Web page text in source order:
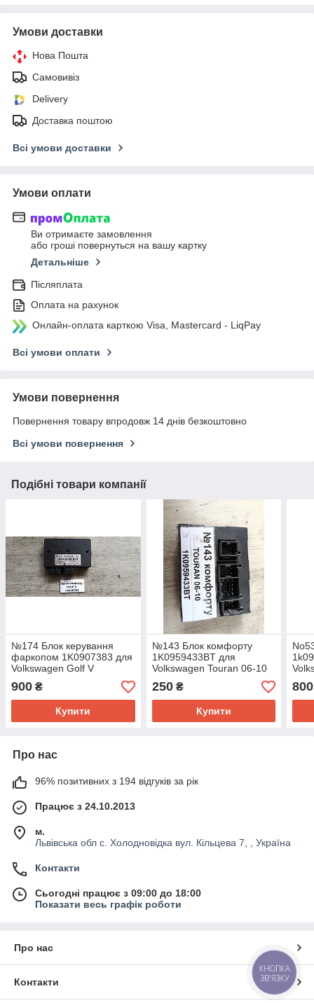
Умови доставки
Нова Пошта
Самовивіз
Delivery
Доставка поштою
Всі умови доставки
Умови оплати
Ви отримаєте замовлення
або гроші повернуться на вашу картку
Детальніше
Післяплата
Оплата на рахунок
Онлайн-оплата карткою Visa, Mastercard - LiqPay
Всі умови оплати
Умови повернення
Повернення товару впродовж 14 днів безкоштовно
Всі умови повернення
Подібні товари компанії
№174 Блок керування
фаркопом 1K0907383 для
Volkswagen Golf V
900 ₴
Купити
№143 Блок комфорту
1K0959433BT для
Volkswagen Touran 06-10
250₴
Купити
800
Про нас
96% позитивних з 194 відгуків за рік
Працює з 24.10.2013
м.
Львівська обл с. Холодновідка вул. Кільцева 7, , Україна
Контакти
Сьогодні працює з 09:00 до 18:00
Показати весь графік роботи
Про нас
Контакти
КНОПКА
ЗВ'ЯЗКУ